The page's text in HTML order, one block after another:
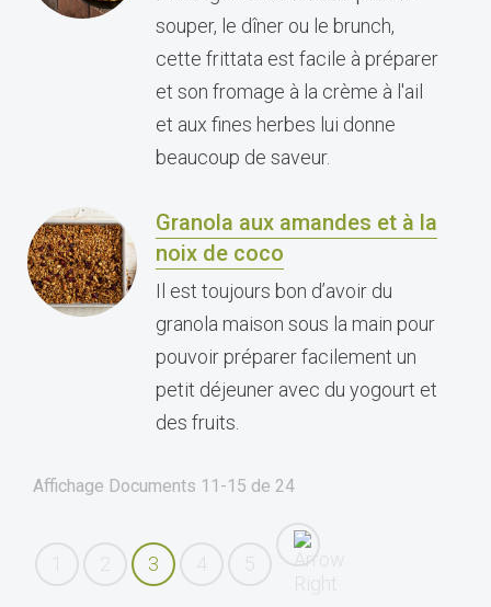
souper, le dîner ou le brunch,
cette frittata est facile à préparer
et son fromage à la crème à l'ail
et aux fines herbes lui donne
beaucoup de saveur.
Granola aux amandes et à la
noix de coco
Il est toujours bon d’avoir du
granola maison sous la main pour
pouvoir préparer facilement un
petit déjeuner avec du yogourt et
des fruits.
Affichage Documents 11-15 de 24
3